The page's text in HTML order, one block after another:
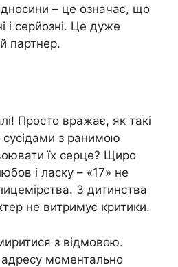
– це означає, що
і серйозні. Це дуже
партнер.
Просто вражає, як такі
сусідами з ранимою
їх серце? Щиро
і ласку – «17» не
З дитинства
не витримує критики.
з відмовою.
адресу моментально